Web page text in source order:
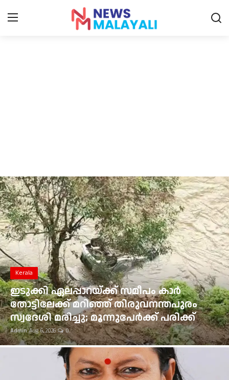
Entertainment
Sports
Food
Gulf News
Loksabha Election 2024
Technology
Health
Jobs Mall
Kerala
ഇടുക്കി ഏലപ്പാറയ്ക്ക് സമീപം കാർ
തോട്ടിലേക്ക് മറിഞ്ഞ് തിരുവനന്തപുരം
സ്വദേശി മരിച്ചു; മൂന്നുപേർക്ക് പരിക്ക്
Admin Aug 6, 2026 0